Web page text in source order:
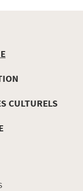
CULTURELS